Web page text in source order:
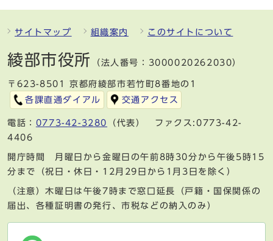
サイトマップ 組織案内 このサイトについて
綾部市役所 （法人番号：3000020262030）
〒623-8501 京都府綾部市若竹町8番地の1
各課直通ダイアル
交通アクセス
電話： 0773-42-3280
（代表） ファクス:0773-42-
4406
開庁時間 月曜日から金曜日の午前8時30分から午後5時15
分まで（祝日・休日・12月29日から1月3日を除く）
（注意）木曜日は午後7時まで窓口延長（戸籍・国保関係の
届出、各種証明書の発行、市税などの納入のみ）